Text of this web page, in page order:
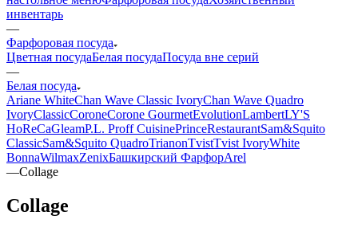
инвентарь
—
Фарфоровая посуда
Цветная посудаБелая посудаПосуда вне серий
—
Белая посуда
Ariane WhiteChan Wave Classic IvoryChan Wave Quadro
IvoryClassicCoroneCorone GourmetEvolutionLambertLY'S
HoReCaGleamP.L. Proff CuisinePrinceRestaurantSam&Squito
ClassicSam&Squito QuadroTrianonTvistTvist IvoryWhite
BonnaWilmaxZenixБашкирский ФарфорArel
—Collage
Collage